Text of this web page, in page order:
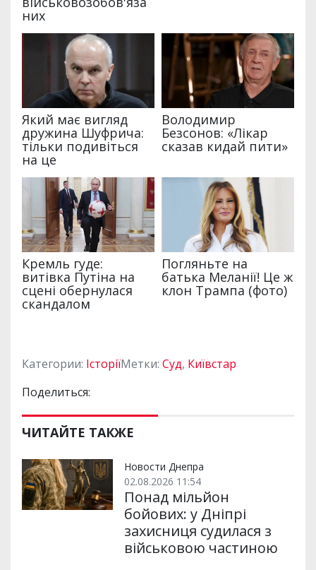
Категории: ІсторіїМетки: Суд, Київстар
Поделиться:
ЧИТАЙТЕ ТАКЖЕ
Новости Днепра
02.08.2026 11:54
Понад мільйон
бойових: у Дніпрі
захисниця судилася з
військовою частиною